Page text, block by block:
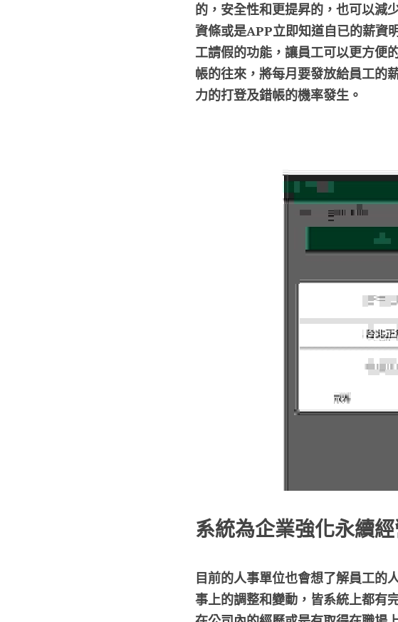
的，安全性和更提昇的，也可以減
資條或是APP立即知道自已的薪資
工請假的功能，讓員工可以更方便
帳的往來，將每月要發放給員工的
力的打登及錯帳的機率發生。
系統為企業強化永續
目前的人事單位也會想了解員工的
事上的調整和變動，皆系統上都有